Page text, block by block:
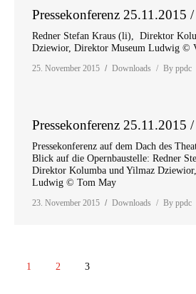
Pressekonferenz 25.11.2015
Redner Stefan Kraus (li), Direktor
Dziewior, Direktor Museum Ludwig ©
25. November 2015 Downloads By ppdc
Pressekonferenz 25.11.2015 /
Pressekonferenz auf dem Dach des
Blick auf die Opernbaustelle: Redner
Direktor Kolumba und Yilmaz
Ludwig © Tom May
23. November 2015 Downloads By ppdc
1 2 3